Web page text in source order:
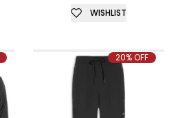
WISHLIST
20% OFF